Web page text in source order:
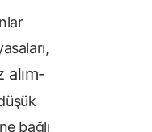
alım-
bağlı